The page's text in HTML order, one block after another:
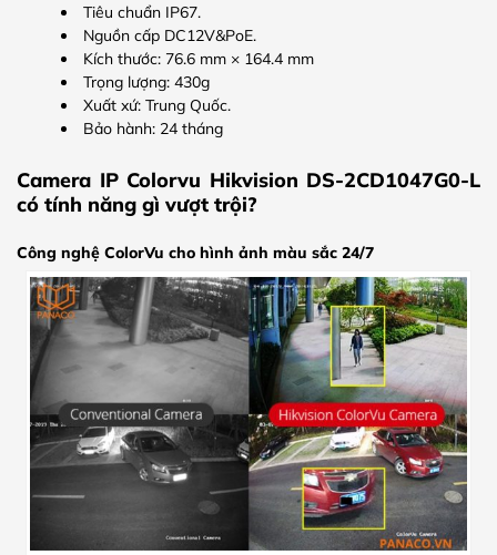
Tiêu chuẩn IP67.
Nguồn cấp DC12V&PoE.
Kích thước: 76.6 mm × 164.4 mm
Trọng lượng: 430g
Xuất xứ: Trung Quốc.
Bảo hành: 24 tháng
Camera IP Colorvu Hikvision DS-2CD1047G0-L
có tính năng gì vượt trội?
Công nghệ ColorVu cho hình ảnh màu sắc 24/7